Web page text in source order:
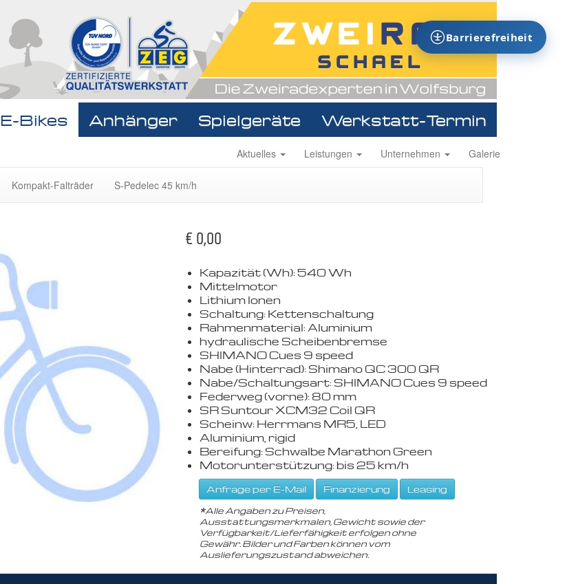
E-Bikes Anhänger Spielgeräte Werkstatt-Termin
Navigation
Aktuelles Leistungen Unternehmen
Galerie
Kompakt-Falträder S-Pedelec 45 km/h
€ 0,00
Kapazität (Wh): 540 Wh
Mittelmotor
Lithium Ionen
Schaltung: Kettenschaltung
Rahmenmaterial: Aluminium
hydraulische Scheibenbremse
SHIMANO Cues 9 speed
Nabe (Hinterrad): Shimano QC 300 QR
Nabe/Schaltungsart: SHIMANO Cues 9 speed
Federweg (vorne): 80 mm
SR Suntour XCM32 Coil QR
Scheinw: Herrmans MR5, LED
Aluminium, rigid
Bereifung: Schwalbe Marathon Green
Motorunterstützung: bis 25 km/h
Anfrage per E-Mail Finanzierung Leasing
*Alle Angaben zu Preisen,
Ausstattungsmerkmalen, Gewicht sowie der
Verfügbarkeit/Lieferfähigkeit erfolgen ohne
Gewähr. Bilder und Farben können vom
Auslieferungszustand abweichen.
Barrierefreiheit